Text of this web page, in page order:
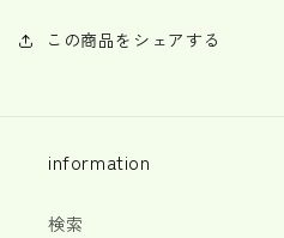
この商品をシェアする
information
検索